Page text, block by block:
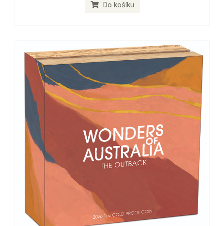
Do košíku